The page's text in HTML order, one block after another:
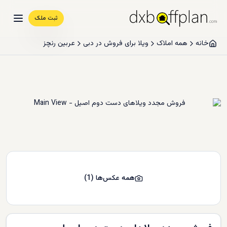
ثبت ملک
خانه همه املاک ویلا برای فروش در دبی عربین رنچز
همه عکس‌ها (
1
)